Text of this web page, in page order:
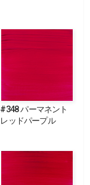
#348 パーマネント
レッドパープル